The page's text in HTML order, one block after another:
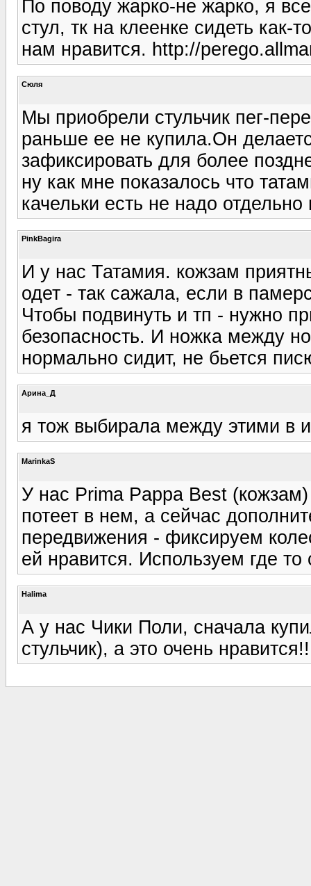
По поводу жарко-не жарко, я
стул, тк на клеенке сидеть как-
нам нравится. http://
Сюля
Мы приобрели стульчик пег-
раньше ее не купила.Он
зафиксировать для более
ну как мне показалось что
качельки есть не надо
PinkBagira
И у нас Татамия. кожзам
одет - так сажала, если в
Чтобы подвинуть и тп - нужно
безопасность. И ножка между
нормально сидит, не бьется
Арина_Д
я тож выбирала между этими в
MarinkaS
У нас Prima Pappa Best
потеет в нем, а сейчас
передвижения - фиксируем
ей нравится. Используем где
Halima
А у нас Чики Поли, сначала
стульчик), а это очень